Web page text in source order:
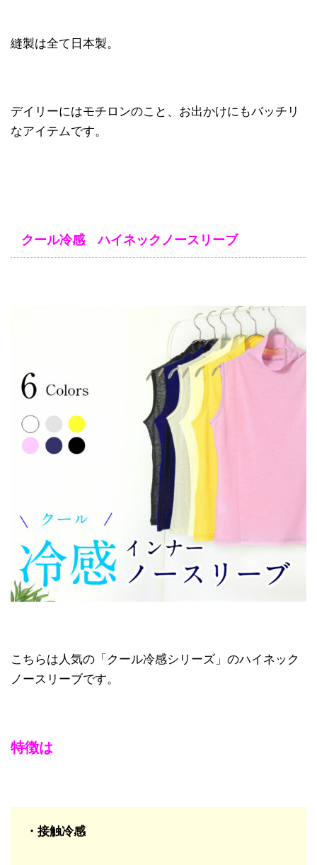
縫製は全て日本製。
デイリーにはモチロンのこと、お出かけにもバッチリ
なアイテムです。
クール冷感 ハイネックノースリーブ
こちらは人気の「クール冷感シリーズ」のハイネック
ノースリーブです。
特徴は
・接触冷感